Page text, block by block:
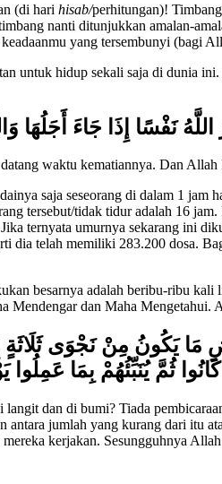
(di hari hisab/perhitungan)!
nanti ditunjukkan amalan-
yang tersembunyi (bagi
untuk hidup sekali saja di dunia
نَفْسًا إِذَا جَاءَ أَجَلُهَا
waktu kematiannya. Dan
saja seseorang di dalam 1 jam
tersebut/tidak tidur adalah 16
ternyata umurnya sekarang ini
dia telah memiliki 283.200 dosa.
besarnya adalah beribu-ribu
Mendengar dan Maha Mengetahui.
مَا يَكُونُ مِنْ نَجْوَى
ثُمَّ يُنَبِّئُهُمْ بِمَا
dan di bumi? Tiada
jumlah yang kurang dari itu
kerjakan. Sesungguhnya